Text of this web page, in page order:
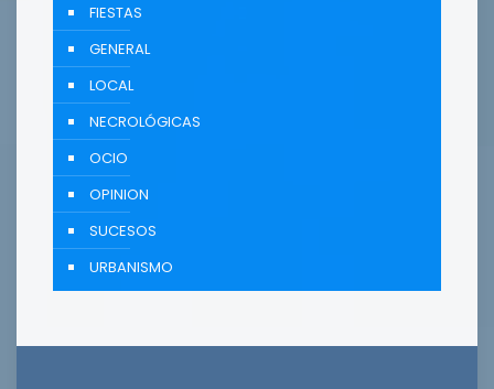
FIESTAS
GENERAL
LOCAL
NECROLÓGICAS
OCIO
OPINION
SUCESOS
URBANISMO